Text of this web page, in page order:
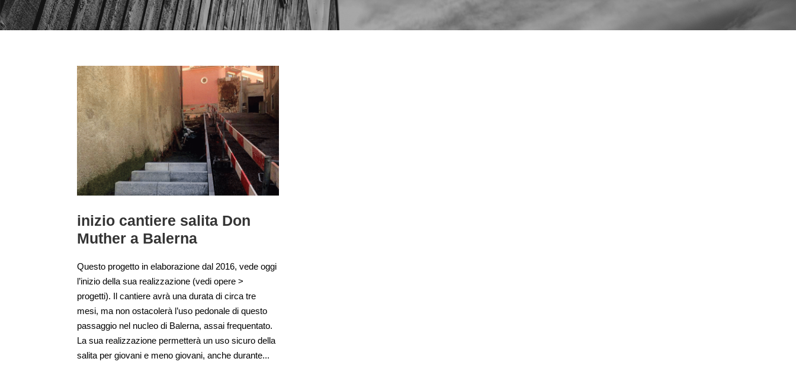
inizio cantiere salita Don
Muther a Balerna
Questo progetto in elaborazione dal 2016, vede oggi
l’inizio della sua realizzazione (vedi opere >
progetti). Il cantiere avrà una durata di circa tre
mesi, ma non ostacolerà l’uso pedonale di questo
passaggio nel nucleo di Balerna, assai frequentato.
La sua realizzazione permetterà un uso sicuro della
salita per giovani e meno giovani, anche durante...